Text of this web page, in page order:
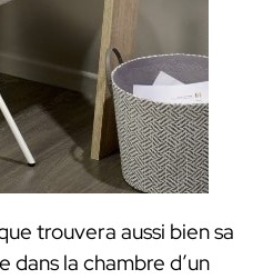
trouvera aussi bien sa
dans la chambre d’un